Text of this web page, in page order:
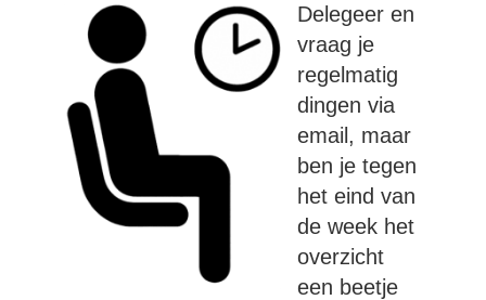
Delegeer en
vraag je
regelmatig
dingen via
email, maar
ben je tegen
het eind van
de week het
overzicht
een beetje